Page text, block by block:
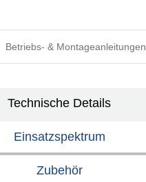
Betriebs- & Montageanleitungen
Technische Details
Einsatzspektrum
Zubehör